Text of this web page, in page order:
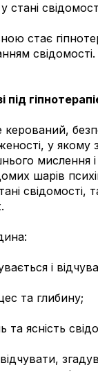
стає
свідомості.
керований,
у якому
мислення і
шарів
свідомості,
і
та глибину;
та ясність